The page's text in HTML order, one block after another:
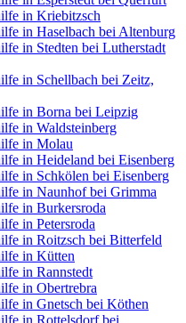
in Kriebitzsch
in Haselbach bei Altenburg
in Stedten bei Lutherstadt
in Schellbach bei Zeitz,
in Borna bei Leipzig
in Waldsteinberg
in Molau
in Heideland bei Eisenberg
in Schkölen bei Eisenberg
in Naunhof bei Grimma
in Burkersroda
in Petersroda
in Roitzsch bei Bitterfeld
in Kütten
in Rannstedt
in Obertrebra
in Gnetsch bei Köthen